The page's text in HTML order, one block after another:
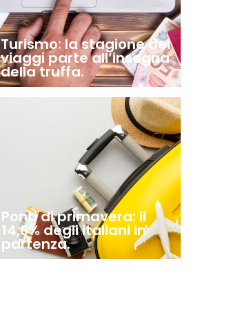
Turismo: la stagione dei
viaggi parte all’insegna
della truffa.
Ponti di primavera: il
14,6% degli italiani in
partenza.